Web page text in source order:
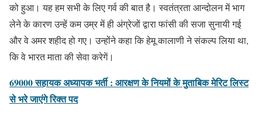
को हुआ। यह हम सभी के लिए गर्व की बात है। स्वतंत्रता आन्दोलन में भाग
लेने के कारण उन्हें कम उम्र में ही अंग्रेजों द्वारा फांसी की सजा सुनायी गई
और वे अमर शहीद हो गए। उन्होंने कहा कि हेमू कालाणी ने संकल्प लिया था,
कि वे भारत माता की सेवा करेगें।
69000 सहायक अध्यापक भर्ती : आरक्षण के नियमों के मुताबिक मेरिट लिस्ट
से भरे जाएंगे रिक्त पद